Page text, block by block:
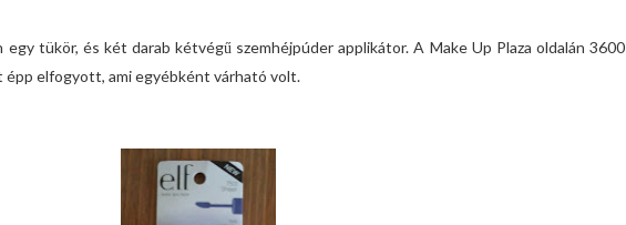
tükör, és két darab kétvégű szemhéjpúder applikátor. A Make Up Plaza oldalán 3600
elfogyott, ami egyébként várható volt.